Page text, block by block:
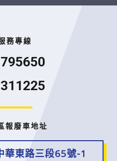
務專線
報廢車地址
華東路三段65號-1